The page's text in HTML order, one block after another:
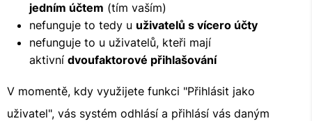
jedním účtem (tím vaším)
nefunguje to tedy u uživatelů s vícero účty
nefunguje to u uživatelů, kteři mají
aktivní dvoufaktorové přihlašování
V momentě, kdy využijete funkci "Přihlásit jako
uživatel", vás systém odhlásí a přihlásí vás daným